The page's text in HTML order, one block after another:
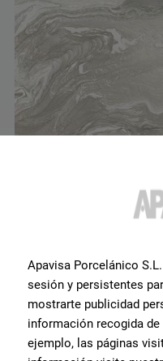
Luna Beige Natural
Apavisa Porcelánico
sesión y persistentes
mostrarte publicidad
información recogida
ejemplo, las páginas